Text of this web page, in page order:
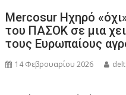
Mercosur Ηχηρό
του ΠΑΣΟΚ σε μια
τους Ευρωπαίους
14 Φεβρουαρίου 2026